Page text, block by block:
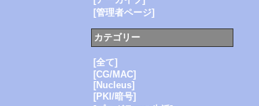
[管理者ページ]
カテゴリー
[全て]
[CG/MAC]
[Nucleus]
[PKI/暗号]